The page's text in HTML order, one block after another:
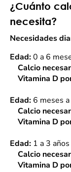
¿Cuánto
necesita?
Necesidades
Edad:0 a 6
Calcio
Vitamina D
Edad: 6 meses
Calcio
Vitamina D
Edad: 1 a 3 años
Calcio
Vitamina D